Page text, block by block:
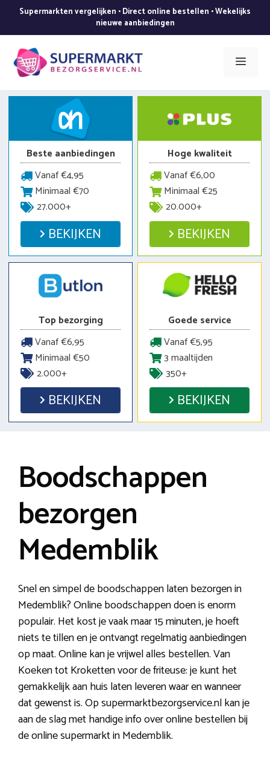
de
inhoud
Supermarkten vergelijken • Direct online bestellen • Wekelijks
nieuwe aanbiedingen
Menu
Beste aanbiedingen
Vanaf €4,95
Minimaal €70
27.000+
BEKIJKEN
Hoge kwaliteit
Vanaf €6,00
Minimaal €25
20.000+
BEKIJKEN
Top bezorging
Vanaf €6,95
Minimaal €50
2.000+
BEKIJKEN
Goede service
Vanaf €5,95
3 maaltijden
350+
BEKIJKEN
Boodschappen
bezorgen
Medemblik
Snel en simpel de boodschappen laten bezorgen in
Medemblik? Online boodschappen doen is enorm
populair. Het kost je vaak maar 15 minuten, je hoeft
niets te tillen en je ontvangt regelmatig aanbiedingen
op maat. Online kan je vrijwel alles bestellen. Van
Koeken tot Kroketten voor de friteuse: je kunt het
gemakkelijk aan huis laten leveren waar en wanneer
dat gewenst is. Op supermarktbezorgservice.nl kan je
aan de slag met handige info over online bestellen bij
de online supermarkt in Medemblik.